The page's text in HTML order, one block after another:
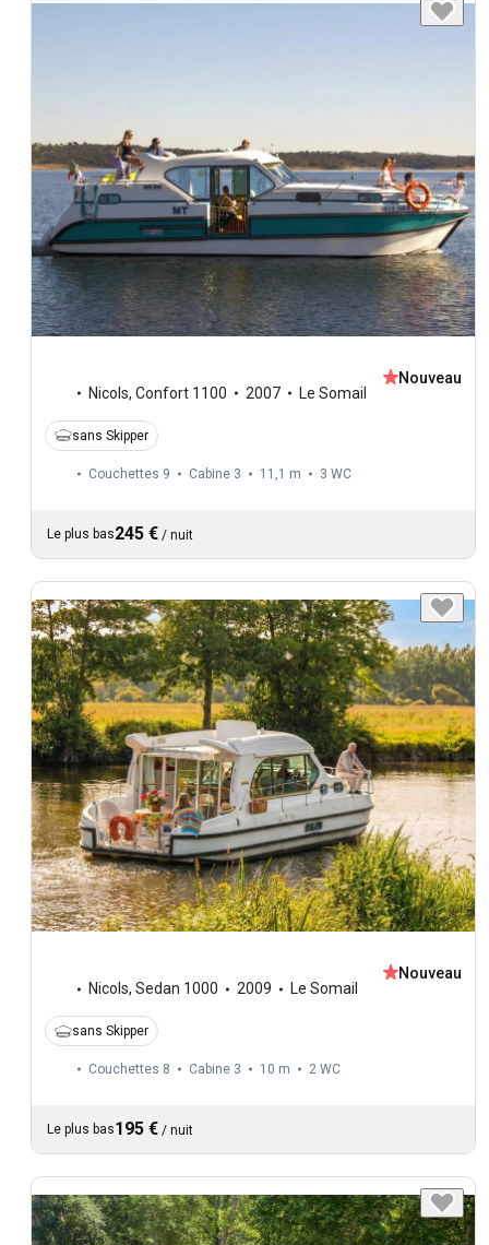
Nicols, Confort 1100 2007 Le Somail
Nouveau
sans Skipper
Couchettes 9 Cabine 3 11,1 m 3 WC
Le plus bas245 € / nuit
Nicols, Sedan 1000 2009 Le Somail
Nouveau
sans Skipper
Couchettes 8 Cabine 3 10 m 2 WC
Le plus bas195 € / nuit